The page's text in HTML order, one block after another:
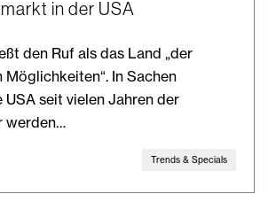
in der USA
den Ruf als das Land „der
Möglichkeiten“. In Sachen
USA seit vielen Jahren der
werden…
Trends & Specials